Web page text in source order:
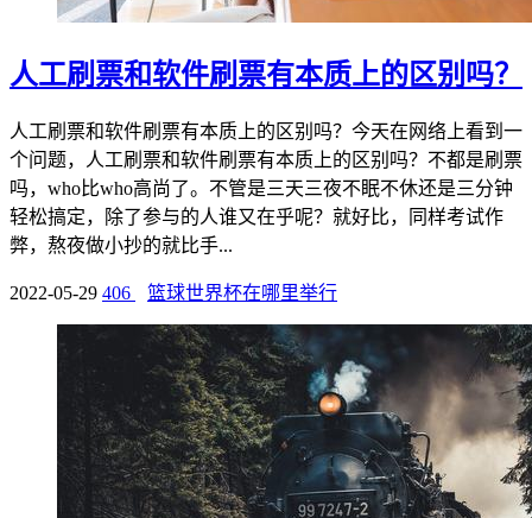
人工刷票和软件刷票有本质上的区别吗？
人工刷票和软件刷票有本质上的区别吗？今天在网络上看到一
个问题，人工刷票和软件刷票有本质上的区别吗？不都是刷票
吗，who比who高尚了。不管是三天三夜不眠不休还是三分钟
轻松搞定，除了参与的人谁又在乎呢？就好比，同样考试作
弊，熬夜做小抄的就比手...
2022-05-29 406 篮球世界杯在哪里举行